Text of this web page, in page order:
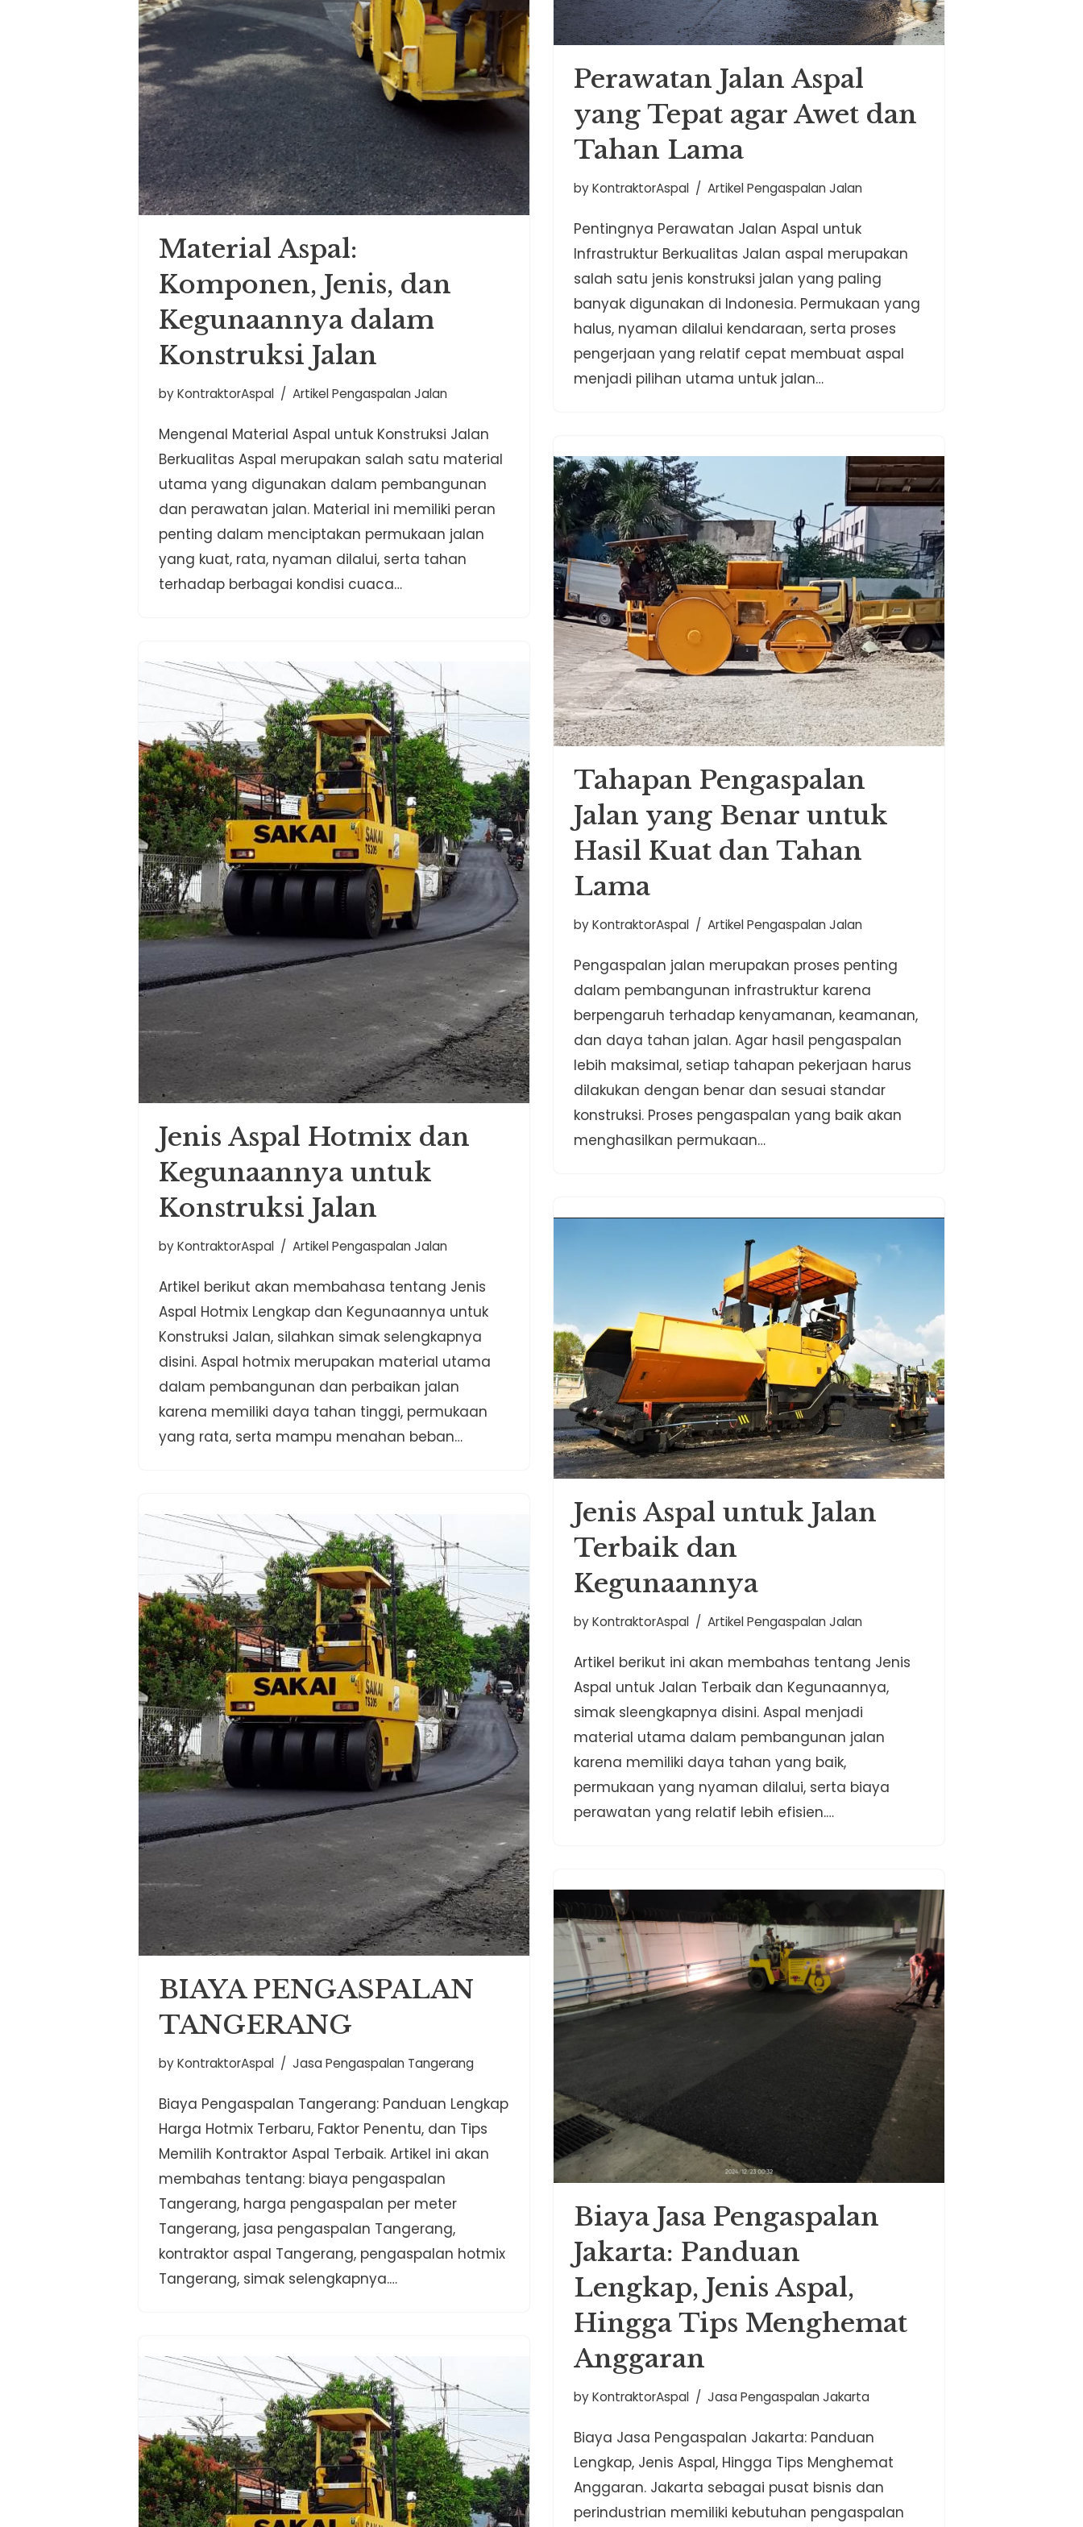
Material Aspal:
Komponen, Jenis, dan
Kegunaannya dalam
Konstruksi Jalan
byKontraktorAspal Artikel Pengaspalan Jalan
Mengenal Material Aspal untuk Konstruksi Jalan
Berkualitas Aspal merupakan salah satu material
utama yang digunakan dalam pembangunan
dan perawatan jalan. Material ini memiliki peran
penting dalam menciptakan permukaan jalan
yang kuat, rata, nyaman dilalui, serta tahan
terhadap berbagai kondisi cuaca…
Perawatan Jalan Aspal
yang Tepat agar Awet dan
Tahan Lama
byKontraktorAspal Artikel Pengaspalan Jalan
Pentingnya Perawatan Jalan Aspal untuk
Infrastruktur Berkualitas Jalan aspal merupakan
salah satu jenis konstruksi jalan yang paling
banyak digunakan di Indonesia. Permukaan yang
halus, nyaman dilalui kendaraan, serta proses
pengerjaan yang relatif cepat membuat aspal
menjadi pilihan utama untuk jalan…
Tahapan Pengaspalan
Jalan yang Benar untuk
Hasil Kuat dan Tahan
Lama
byKontraktorAspal Artikel Pengaspalan Jalan
Pengaspalan jalan merupakan proses penting
dalam pembangunan infrastruktur karena
berpengaruh terhadap kenyamanan, keamanan,
dan daya tahan jalan. Agar hasil pengaspalan
lebih maksimal, setiap tahapan pekerjaan harus
dilakukan dengan benar dan sesuai standar
konstruksi. Proses pengaspalan yang baik akan
menghasilkan permukaan…
Jenis Aspal Hotmix dan
Kegunaannya untuk
Konstruksi Jalan
byKontraktorAspal Artikel Pengaspalan Jalan
Artikel berikut akan membahasa tentang Jenis
Aspal Hotmix Lengkap dan Kegunaannya untuk
Konstruksi Jalan, silahkan simak selengkapnya
disini. Aspal hotmix merupakan material utama
dalam pembangunan dan perbaikan jalan
karena memiliki daya tahan tinggi, permukaan
yang rata, serta mampu menahan beban…
Jenis Aspal untuk Jalan
Terbaik dan
Kegunaannya
byKontraktorAspal Artikel Pengaspalan Jalan
Artikel berikut ini akan membahas tentang Jenis
Aspal untuk Jalan Terbaik dan Kegunaannya,
simak sleengkapnya disini. Aspal menjadi
material utama dalam pembangunan jalan
karena memiliki daya tahan yang baik,
permukaan yang nyaman dilalui, serta biaya
perawatan yang relatif lebih efisien.…
BIAYA PENGASPALAN
TANGERANG
byKontraktorAspal Jasa Pengaspalan Tangerang
Biaya Pengaspalan Tangerang: Panduan Lengkap
Harga Hotmix Terbaru, Faktor Penentu, dan Tips
Memilih Kontraktor Aspal Terbaik. Artikel ini akan
membahas tentang: biaya pengaspalan
Tangerang, harga pengaspalan per meter
Tangerang, jasa pengaspalan Tangerang,
kontraktor aspal Tangerang, pengaspalan hotmix
Tangerang, simak selengkapnya.…
Biaya Jasa Pengaspalan
Jakarta: Panduan
Lengkap, Jenis Aspal,
Hingga Tips Menghemat
Anggaran
byKontraktorAspal Jasa Pengaspalan Jakarta
Biaya Jasa Pengaspalan Jakarta: Panduan
Lengkap, Jenis Aspal, Hingga Tips Menghemat
Anggaran. Jakarta sebagai pusat bisnis dan
perindustrian memiliki kebutuhan pengaspalan